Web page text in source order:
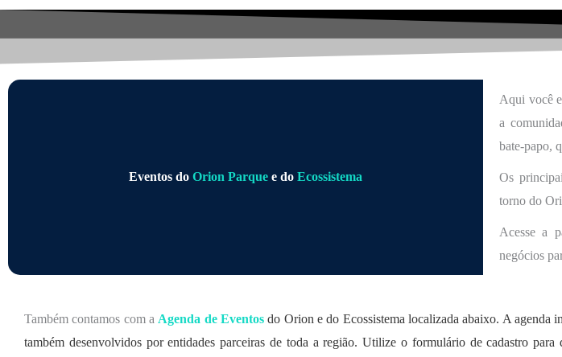
Eventos do Orion Parque e do Ecossistema
Aqui você
a
bate-papo,
Os
torno do
Acesse a
negócios
Também contamos com a Agenda de Eventos do Orion e do Ecossistema localizada abaixo. A agenda
também desenvolvidos por entidades parceiras de toda a região. Utilize o formulário de cadastro